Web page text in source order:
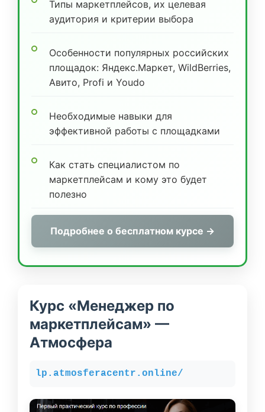
Типы маркетплейсов, их целевая
аудитория и критерии выбора
Особенности популярных российских
площадок: Яндекс.Маркет, WildBerries,
Авито, Profi и Youdo
Необходимые навыки для
эффективной работы с площадками
Как стать специалистом по
маркетплейсам и кому это будет
полезно
Подробнее о бесплатном курсе →
Курс «Менеджер по
маркетплейсам» —
Атмосфера
lp.atmosferacentr.online/